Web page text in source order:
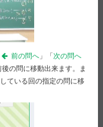
前の問へ 」「次の問へ
の問に移動出来ます。ま
ている回の指定の問に移